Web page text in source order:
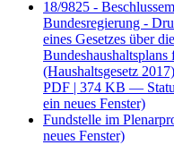
18/9825 -
Bundesregierung -
eines Gesetzes über
(Haushaltsgesetz 2017)
PDF | 374 KB —
ein neues Fenster)
Fundstelle im
neues Fenster)